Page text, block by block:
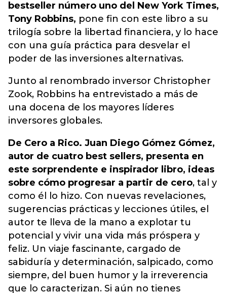
bestseller número uno del New York Times,
Tony Robbins, pone fin con este libro a su
trilogía sobre la libertad financiera, y lo hace
con una guía práctica para desvelar el
poder de las inversiones alternativas.
Junto al renombrado inversor Christopher
Zook, Robbins ha entrevistado a más de
una docena de los mayores líderes
inversores globales.
De Cero a Rico. Juan Diego Gómez Gómez,
autor de cuatro best sellers, presenta en
este sorprendente e inspirador libro, ideas
sobre cómo progresar a partir de cero, tal y
como él lo hizo. Con nuevas revelaciones,
sugerencias prácticas y lecciones útiles, el
autor te lleva de la mano a explotar tu
potencial y vivir una vida más próspera y
feliz. Un viaje fascinante, cargado de
sabiduría y determinación, salpicado, como
siempre, del buen humor y la irreverencia
que lo caracterizan. Si aún no tienes